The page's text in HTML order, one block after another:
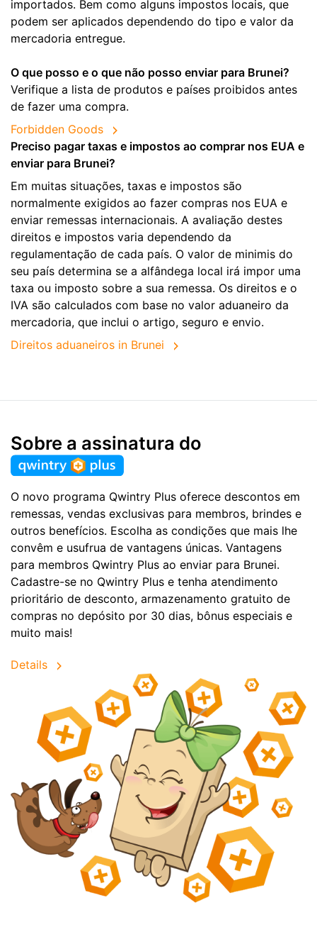
importados. Bem como alguns impostos locais, que
podem ser aplicados dependendo do tipo e valor da
mercadoria entregue.
O que posso e o que não posso enviar para Brunei?
Verifique a lista de produtos e países proibidos antes
de fazer uma compra.
Forbidden Goods
Preciso pagar taxas e impostos ao comprar nos EUA e
enviar para Brunei?
Em muitas situações, taxas e impostos são
normalmente exigidos ao fazer compras nos EUA e
enviar remessas internacionais. A avaliação destes
direitos e impostos varia dependendo da
regulamentação de cada país. O valor de minimis do
seu país determina se a alfândega local irá impor uma
taxa ou imposto sobre a sua remessa. Os direitos e o
IVA são calculados com base no valor aduaneiro da
mercadoria, que inclui o artigo, seguro e envio.
Direitos aduaneiros in Brunei
Sobre a assinatura do
O novo programa Qwintry Plus oferece descontos em
remessas, vendas exclusivas para membros, brindes e
outros benefícios. Escolha as condições que mais lhe
convêm e usufrua de vantagens únicas. Vantagens
para membros Qwintry Plus ao enviar para Brunei.
Cadastre-se no Qwintry Plus e tenha atendimento
prioritário de desconto, armazenamento gratuito de
compras no depósito por 30 dias, bônus especiais e
muito mais!
Details